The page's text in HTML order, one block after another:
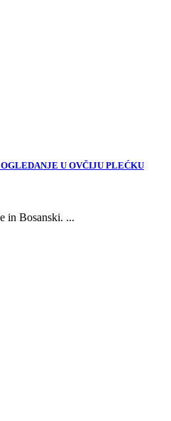
U OVČIJU PLEĆKU
in Bosanski. ...